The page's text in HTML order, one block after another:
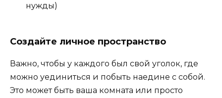
нужды)
Создайте личное пространство
Важно, чтобы у каждого был свой уголок, где
можно уединиться и побыть наедине с собой.
Это может быть ваша комната или просто